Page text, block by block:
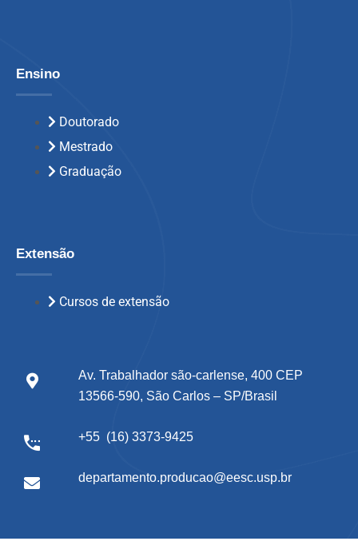
Ensino
Doutorado
Mestrado
Graduação
Extensão
Cursos de extensão
Av. Trabalhador são-carlense, 400 CEP
13566-590, São Carlos – SP/Brasil
+55 (16) 3373-9425
departamento.producao@eesc.usp.br